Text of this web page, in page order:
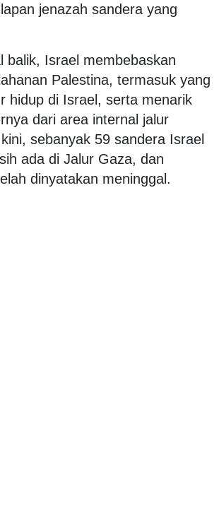
jenazah sandera yang
balik, Israel membebaskan
Palestina, termasuk yang
hidup di Israel, serta menarik
dari area internal jalur
sebanyak 59 sandera Israel
ada di Jalur Gaza, dan
dinyatakan meninggal.